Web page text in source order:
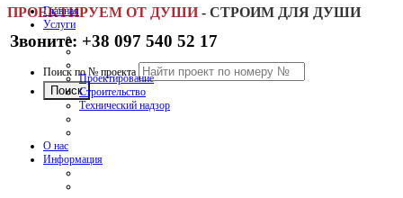
ПРОЕКТИРУЕМ ОТ ДУШИ - СТРОИМ ДЛЯ ДУШИ
Звоните: +38 097 540 52 17
Поиск по № проекта
Главная
Услуги
Проектирование
Строительство
Технический надзор
О нас
Информация